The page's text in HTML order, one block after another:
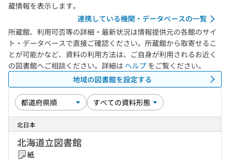
蔵情報を表示します。
連携している機関・データベースの一覧
所蔵館、利用可否等の詳細・最新状況は情報提供元の各館のサイ
ト・データベースで直接ご確認ください。所蔵館から取寄せるこ
とが可能かなど、資料の利用方法は、ご自身が利用されるお近く
の図書館へご相談ください。詳細は ヘルプ をご覧ください。
地域の図書館を設定する
北日本
北海道立図書館
紙